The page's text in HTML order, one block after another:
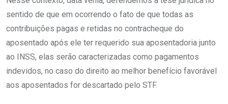
sentido de que em ocorrendo o fato de que todas as
contribuições pagas e retidas no contracheque do
aposentado após ele ter requerido sua aposentadoria junto
ao INSS, elas serão caracterizadas como pagamentos
indevidos, no caso do direito ao melhor benefício favorável
aos aposentados for descartado pelo STF.